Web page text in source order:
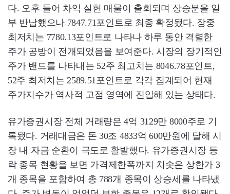
다. 오후 들어 차익 실현 매물이 출회되며 상승분을 일
부 반납했으나 7847.71포인트로 최종 확정됐다. 장중
최저치는 7780.13포인트로 나타나 하루 동안 격렬한
주가 공방이 전개되었음을 보여준다. 시장의 장기적인
주가 밴드를 나타내는 52주 최고치는 8046.78포인트,
52주 최저치는 2589.51포인트로 각각 집계되어 현재
주가지수가 역사적 고점 영역에 진입해 있는 상태다.
유가증권시장 전체 거래량은 4억 3129만 8000주로 기
록됐다. 거래대금은 돈 30조 4833억 600만원에 달해 시
장 내 자금 순환이 극도로 활발했다. 유가증권시장 등
락 종목 현황을 보면 가격제한폭까지 치솟은 상한가 3
개 종목을 포함하여 총 788개 종목이 상승세를 나타냈